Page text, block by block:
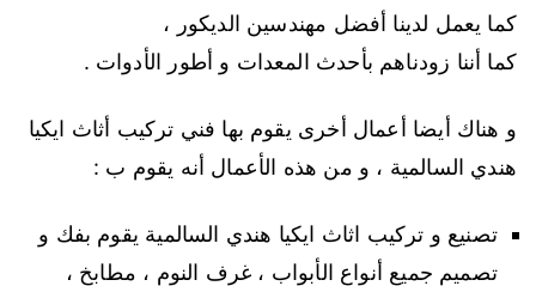
كما يعمل لدينا أفضل مهندسين الديكور ،
كما أننا زودناهم بأحدث المعدات و أطور الأدوات .
و هناك أيضا أعمال أخرى يقوم بها فني تركيب أثاث ايكيا
هندي السالمية ، و من هذه الأعمال أنه يقوم ب :
تصنيع و تركيب اثاث ايكيا هندي السالمية يقوم بفك و
تصميم جميع أنواع الأبواب ، غرف النوم ، مطابخ ،